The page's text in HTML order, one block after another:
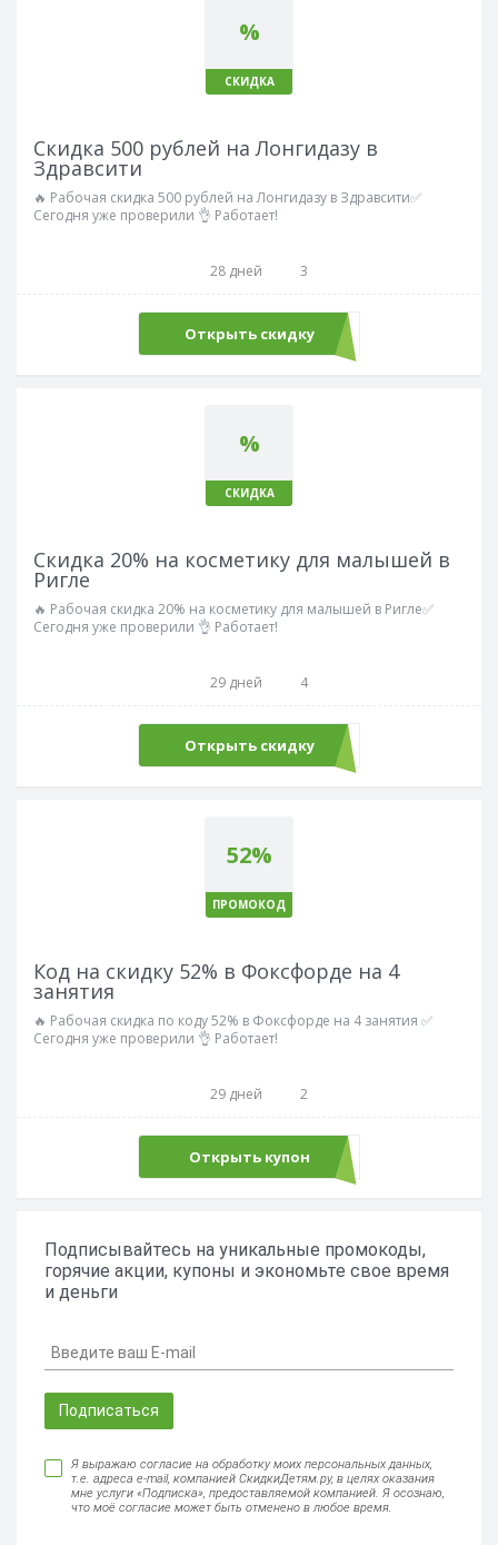
%
СКИДКА
Скидка 500 рублей на Лонгидазу в
Здравсити
🔥 Рабочая скидка 500 рублей на Лонгидазу в Здравсити✅
Сегодня уже проверили 👌 Работает!
28 дней 3
Открыть скидку
%
СКИДКА
Скидка 20% на косметику для малышей в
Ригле
🔥 Рабочая скидка 20% на косметику для малышей в Ригле✅
Сегодня уже проверили 👌 Работает!
29 дней 4
Открыть скидку
52%
ПРОМОКОД
Код на скидку 52% в Фоксфорде на 4
занятия
🔥 Рабочая скидка по коду 52% в Фоксфорде на 4 занятия ✅
Сегодня уже проверили 👌 Работает!
29 дней 2
Открыть купонLANG52
Подписывайтесь на уникальные промокоды,
горячие акции, купоны и экономьте свое время
и деньги
Подписаться
Я выражаю согласие на обработку моих персональных данных,
т.е. адреса e-mail, компанией СкидкиДетям.ру, в целях оказания
мне услуги «Подписка», предоставляемой компанией. Я осознаю,
что моё согласие может быть отменено в любое время.